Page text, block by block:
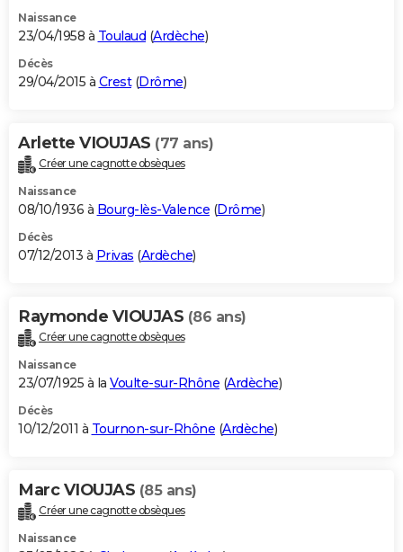
Naissance
23/04/1958 à Toulaud (Ardèche)
Décès
29/04/2015 à Crest(Drôme)
Arlette VIOUJAS (77 ans)
Créer une cagnotte obsèques
Naissance
08/10/1936 à Bourg-lès-Valence (Drôme)
Décès
07/12/2013 à Privas (Ardèche)
Raymonde VIOUJAS (86 ans)
Créer une cagnotte obsèques
Naissance
23/07/1925 à la Voulte-sur-Rhône (Ardèche)
Décès
10/12/2011 à Tournon-sur-Rhône (Ardèche)
Marc VIOUJAS (85 ans)
Créer une cagnotte obsèques
Naissance